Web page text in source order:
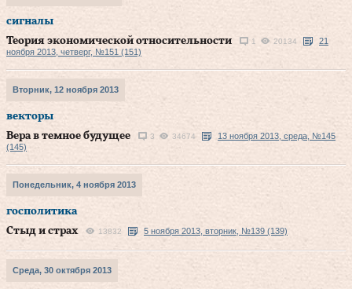
сигналы
Теория экономической относительности
1 20134
21
ноября 2013, четверг, №151 (151)
Вторник, 12 ноября 2013
векторы
Вера в темное будущее
3 34674
13 ноября 2013, среда, №145
(145)
Понедельник, 4 ноября 2013
госполитика
Стыд и страх
13832 5 ноября 2013, вторник, №139 (139)
Среда, 30 октября 2013